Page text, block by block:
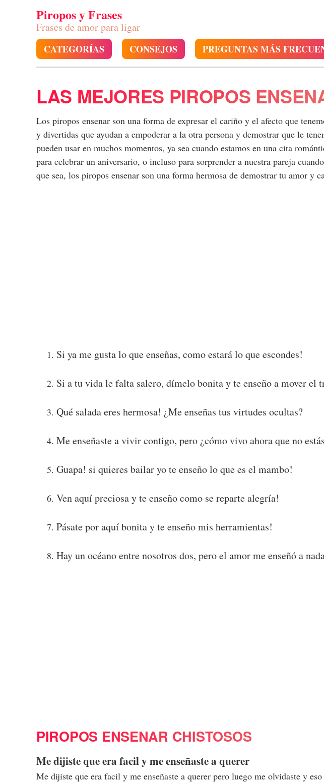
Piropos y Frases
Frases de amor para ligar
CATEGORÍAS CONSEJOS PREGUNTAS MÁS
LAS MEJORES PIROPOS
Los piropos ensenar son una forma de expresar el cariño y el afecto que
y divertidas que ayudan a empoderar a la otra persona y demostrar que le
pueden usar en muchos momentos, ya sea cuando estamos en una cita
para celebrar un aniversario, o incluso para sorprender a nuestra pareja
que sea, los piropos ensenar son una forma hermosa de demostrar tu amor y
Si ya me gusta lo que enseñas, como estará lo que escondes!
Si a tu vida le falta salero, dímelo bonita y te enseño a mover el
Qué salada eres hermosa! ¿Me enseñas tus virtudes ocultas?
Me enseñaste a vivir contigo, pero ¿cómo vivo ahora que no
Guapa! si quieres bailar yo te enseño lo que es el mambo!
Ven aquí preciosa y te enseño como se reparte alegría!
Pásate por aquí bonita y te enseño mis herramientas!
Hay un océano entre nosotros dos, pero el amor me enseñó a
PIROPOS ENSENAR CHISTOSOS
Me dijiste que era facil y me enseñaste a querer
Me dijiste que era facil y me enseñaste a querer pero luego me olvidaste y